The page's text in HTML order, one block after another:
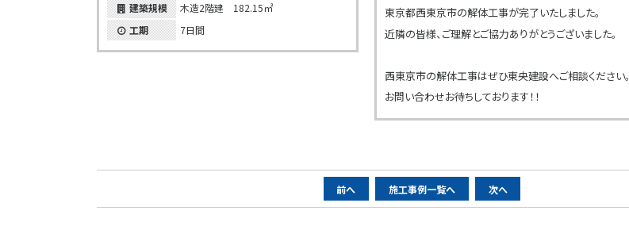
建築規模
木造2階建 182.15㎡
工期
7日間
東京都西東京市の解体工事が完了いたしました。
近隣の皆様、ご理解とご協力ありがとうございました。
西東京市の解体工事はぜひ東央建設へご相談ください。
お問い合わせお待ちしております！！
ー
前へ 施工事例一覧へ 次へ